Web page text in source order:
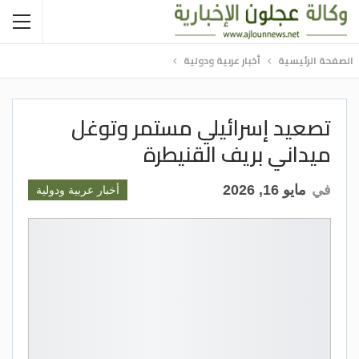
الصفحة الرئيسية أخبار عربية ودولية
تصعيد إسرائيلي مستمر وتوغل
ميداني بريف القنيطرة
أخبار عربية ودولية في مايو 16, 2026